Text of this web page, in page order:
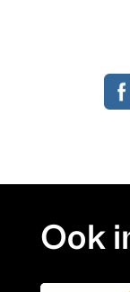
Ook